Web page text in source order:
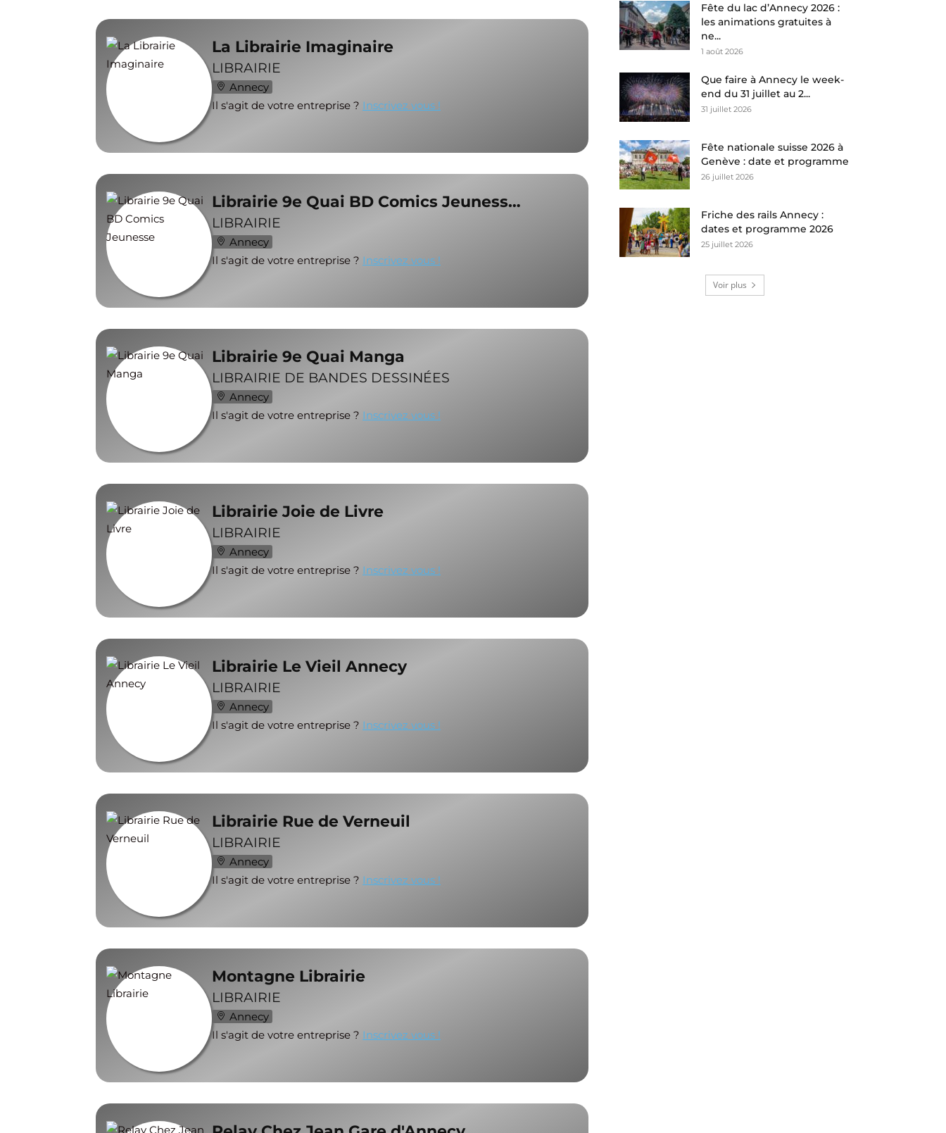
La Librairie Imaginaire
LIBRAIRIE
Annecy
Il s'agit de votre entreprise ? Inscrivez vous !
Librairie 9e Quai BD Comics Jeuness…
LIBRAIRIE
Annecy
Il s'agit de votre entreprise ? Inscrivez vous !
Librairie 9e Quai Manga
LIBRAIRIE DE BANDES DESSINÉES
Annecy
Il s'agit de votre entreprise ? Inscrivez vous !
Librairie Joie de Livre
LIBRAIRIE
Annecy
Il s'agit de votre entreprise ? Inscrivez vous !
Librairie Le Vieil Annecy
LIBRAIRIE
Annecy
Il s'agit de votre entreprise ? Inscrivez vous !
Librairie Rue de Verneuil
LIBRAIRIE
Annecy
Il s'agit de votre entreprise ? Inscrivez vous !
Montagne Librairie
LIBRAIRIE
Annecy
Il s'agit de votre entreprise ? Inscrivez vous !
Fête du lac d’Annecy 2026 :
les animations gratuites à
ne...
1 août 2026
Que faire à Annecy le week-
end du 31 juillet au 2...
31 juillet 2026
Fête nationale suisse 2026 à
Genève : date et programme
26 juillet 2026
Friche des rails Annecy :
dates et programme 2026
25 juillet 2026
Voir plus